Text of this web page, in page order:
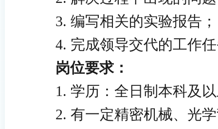
3. 编写相关的实验报告；
4. 完成领导交代的工作
岗位要求：
1. 学历：全日制本科及
2. 有一定精密机械、光